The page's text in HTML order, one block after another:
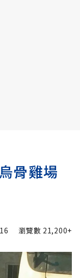
骨雞場
瀏覽數 21,200+